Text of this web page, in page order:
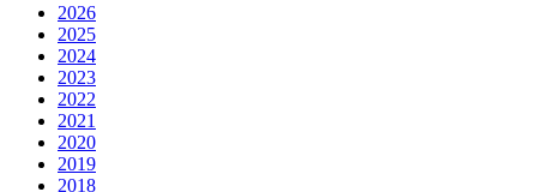
2026
2025
2024
2023
2022
2021
2020
2019
2018